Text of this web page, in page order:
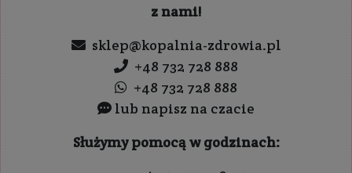
z nami!
sklep@kopalnia-zdrowia.pl
+48 732 728 888
+48 732 728 888
lub napisz na czacie
Służymy pomocą w godzinach: